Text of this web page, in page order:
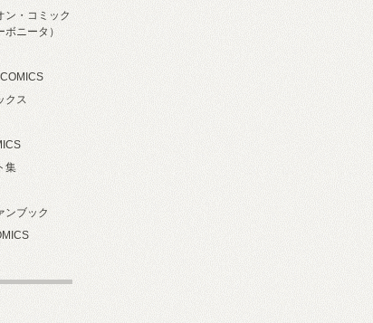
ン・コミック
ニータ）
クス
集
ンブック